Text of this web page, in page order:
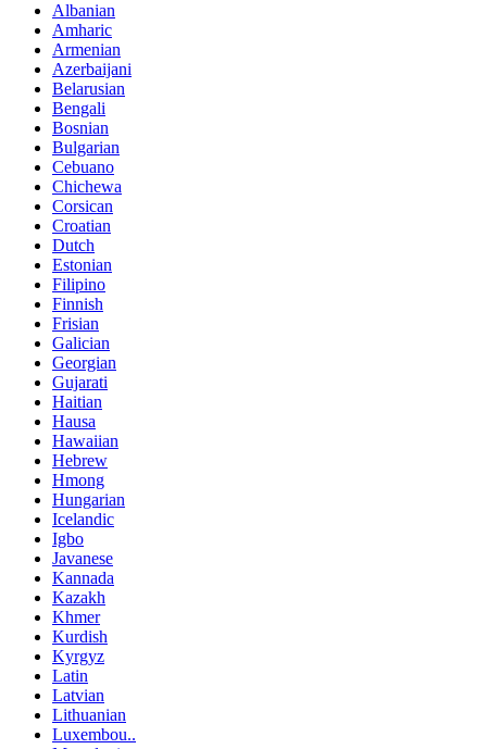
Albanian
Amharic
Armenian
Azerbaijani
Belarusian
Bengali
Bosnian
Bulgarian
Cebuano
Chichewa
Corsican
Croatian
Dutch
Estonian
Filipino
Finnish
Frisian
Galician
Georgian
Gujarati
Haitian
Hausa
Hawaiian
Hebrew
Hmong
Hungarian
Icelandic
Igbo
Javanese
Kannada
Kazakh
Khmer
Kurdish
Kyrgyz
Latin
Latvian
Lithuanian
Luxembou..